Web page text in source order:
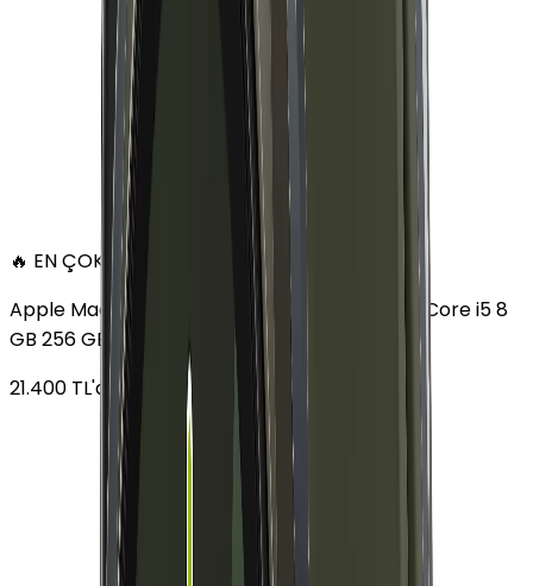
🔥 EN ÇOK SATAN
Apple MacBook Air 13" (13-inch, 2020) 1.1 GHz Core i5 8
GB 256 GB Altın
21.400 TL'den başlayan fiyatlar